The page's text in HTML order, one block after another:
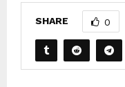
SHARE 0